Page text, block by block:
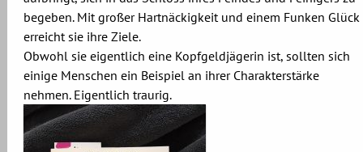
begeben. Mit großer Hartnäckigkeit und einem Funken Glück
erreicht sie ihre Ziele.
Obwohl sie eigentlich eine Kopfgeldjägerin ist, sollten sich
einige Menschen ein Beispiel an ihrer Charakterstärke
nehmen. Eigentlich traurig.